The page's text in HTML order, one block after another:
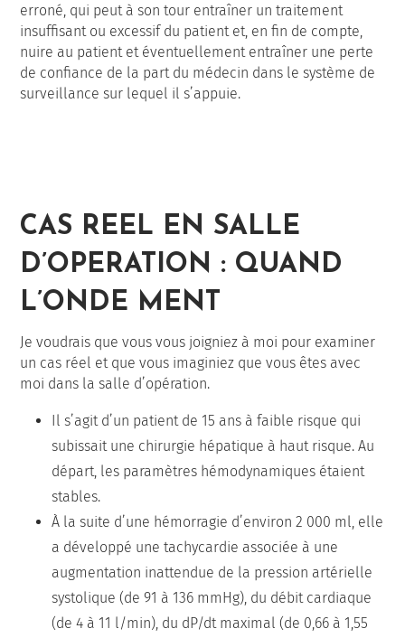
erroné, qui peut à son tour entraîner un traitement
insuffisant ou excessif du patient et, en fin de compte,
nuire au patient et éventuellement entraîner une perte
de confiance de la part du médecin dans le système de
surveillance sur lequel il s’appuie.
CAS REEL EN SALLE
D’OPERATION : QUAND
L’ONDE MENT
Je voudrais que vous vous joigniez à moi pour examiner
un cas réel et que vous imaginiez que vous êtes avec
moi dans la salle d’opération.
Il s’agit d’un patient de 15 ans à faible risque qui
subissait une chirurgie hépatique à haut risque. Au
départ, les paramètres hémodynamiques étaient
stables.
À la suite d’une hémorragie d’environ 2 000 ml, elle
a développé une tachycardie associée à une
augmentation inattendue de la pression artérielle
systolique (de 91 à 136 mmHg), du débit cardiaque
(de 4 à 11 l/min), du dP/dt maximal (de 0,66 à 1,55